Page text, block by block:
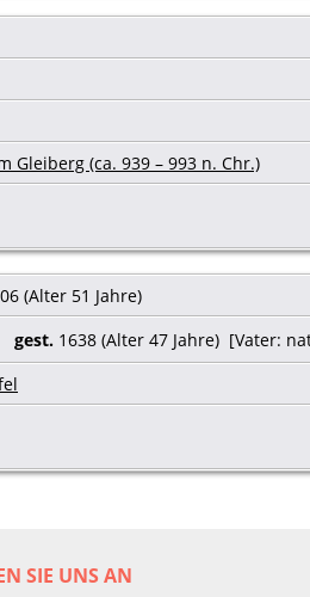
Gleiberg (ca. 939 – 993 n. Chr.)
(Alter 51 Jahre)
gest. 1638 (Alter 47 Jahre) [Vater:
SIE UNS AN